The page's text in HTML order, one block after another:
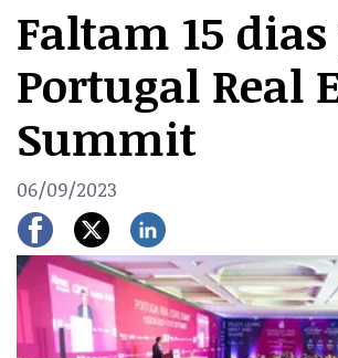
Faltam 15
Portugal Real
Summit
06/09/2023